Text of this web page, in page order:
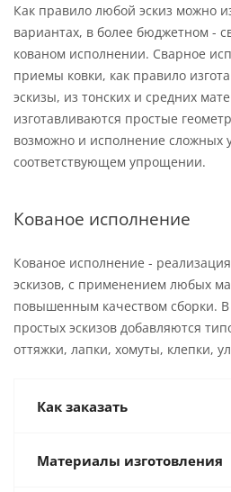
Как правило любой эскиз можно
вариантах, в более бюджетном -
кованом исполнении. Сварное
приемы ковки, как правило
эскизы, из тонских и средних
изготавливаются простые
возможно и исполнение сложных
соответствующем упрощении.
Кованое исполнение
Кованое исполнение -
эскизов, с применением любых
повышенным качеством сборки. В
простых эскизов добавляются
оттяжки, лапки, хомуты, клепки,
Как заказать
Материалы изготовления